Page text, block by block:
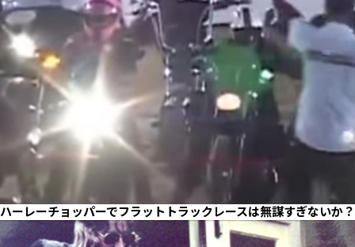
ハーレーチョッパーでフラットトラックレースは無謀すぎないか？